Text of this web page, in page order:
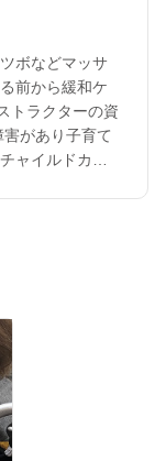
ボなどマッサ
前から緩和ケ
トラクターの資
があり子育て
ャイルドカウ
が好きなので